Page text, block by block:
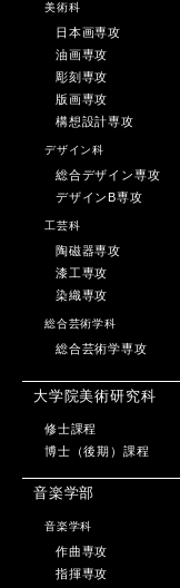
美術科
日本画専攻
油画専攻
彫刻専攻
版画専攻
構想設計専攻
デザイン科
総合デザイン専攻
デザインB専攻
工芸科
陶磁器専攻
漆工専攻
染織専攻
総合芸術学科
総合芸術学専攻
大学院美術研究科
修士課程
博士（後期）課程
音楽学部
音楽学科
作曲専攻
指揮専攻